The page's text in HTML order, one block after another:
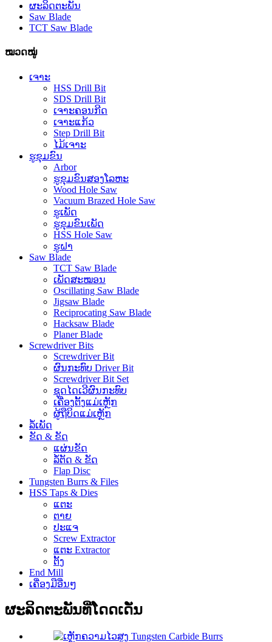
ຜະລິດຕະພັນ
Saw Blade
TCT Saw Blade
ໝວດໝູ່
ເຈາະ
HSS Drill Bit
SDS Drill Bit
ເຈາະຄອນກີດ
ເຈາະແກ້ວ
Step Drill Bit
ໄມ້ເຈາະ
ຮູຂຸມຂົນ
Arbor
ຮູຂຸມຂົນສອງໂລຫະ
Wood Hole Saw
Vacuum Brazed Hole Saw
ຮູເພັດ
ຮູຂຸມຂົນເພັດ
HSS Hole Saw
ຮູຝາ
Saw Blade
TCT Saw Blade
ເພັດສະໝອນ
Oscillating Saw Blade
Jigsaw Blade
Reciprocating Saw Blade
Hacksaw Blade
Planer Blade
Screwdriver Bits
Screwdriver Bit
ຜົນກະທົບ Driver Bit
Screwdriver Bit Set
ຊຸດໄດເວີຜົນກະທົບ
ເຄື່ອງຕັ້ງແມ່ເຫຼັກ
ຜູ້ຖືບິດແມ່ເຫຼັກ
ລໍ້ເພັດ
ຂັດ & ຂັດ
ແຜ່ນຂັດ
ລໍ້ຕັດ & ຂັດ
Flap Disc
Tungsten Burrs & Files
HSS Taps & Dies
ແຕະ
ຕາຍ
ປະແຈ
Screw Extractor
ແຕະ Extractor
ຕັ້ງ
End Mill
ເຄື່ອງມືອື່ນໆ
ຜະລິດຕະພັນທີ່ໂດດເດັ່ນ